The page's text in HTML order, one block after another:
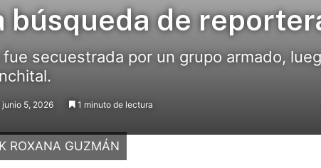
búsqueda de
fue secuestrada por un grupo armado,
junio 5, 2026 1 minuto de lectura
ROXANA GUZMÁN